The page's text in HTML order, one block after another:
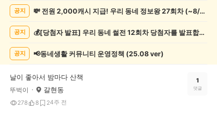
록
공지 💸 전원 2,000캐시 지급! 우리 동네 정보왕 27회차 (~8/10)
공지 💰[당첨자 발표] 우리 동네 썰전 12회차 당첨자를 발표합니다!
공지 📢동네생활 커뮤니티 운영정책 (25.08 ver)
날이 좋아서 밤마다 산책
뚜벅이 갈현동
278 8 24주 전
1
댓글